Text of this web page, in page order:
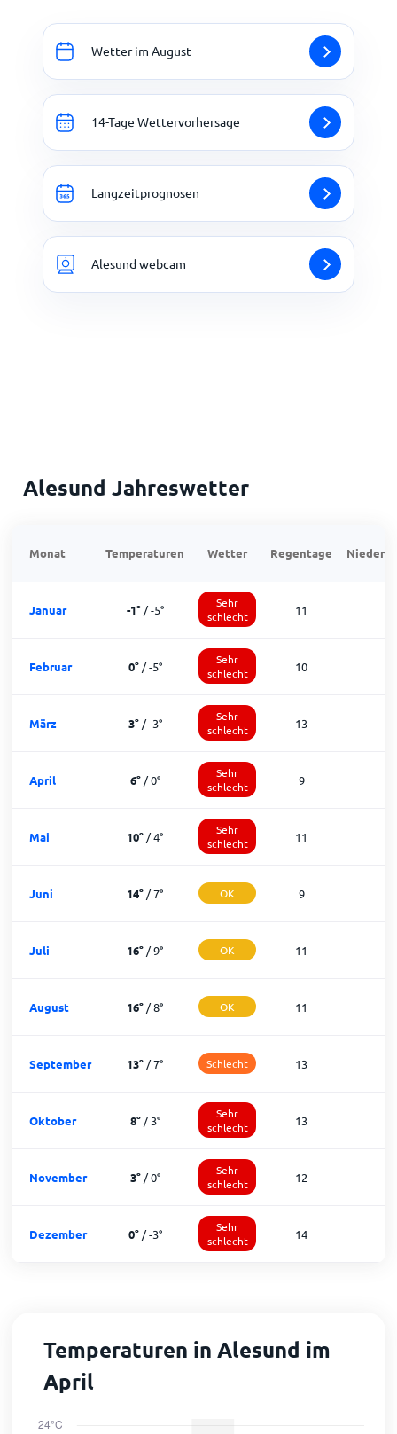
Wetter im August
14-Tage Wettervorhersage
Langzeitprognosen
Alesund webcam
Alesund Jahreswetter
Monat Temperaturen Wetter Regentage
Januar -1°/-5°
Sehr
schlecht
11
Februar 0°/-5°
Sehr
schlecht
10
März 3°/-3°
Sehr
schlecht
13
April 6°/0°
Sehr
schlecht
9
Mai 10° /4°
Sehr
schlecht
11
Juni 14° /7° OK 9
Juli 16° /9° OK 11
August 16° /8° OK 11
September 13° /7° Schlecht 13
Oktober 8°/3°
Sehr
schlecht
13
November 3°/0°
Sehr
schlecht
12
Dezember 0°/-3°
Sehr
schlecht
14
Temperaturen in Alesund im
April